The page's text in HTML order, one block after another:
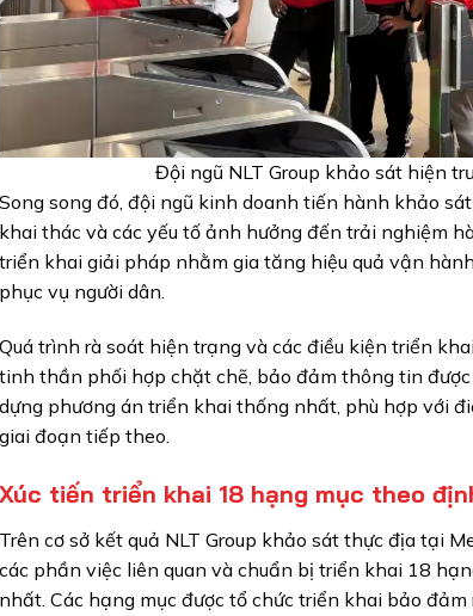
Đội ngũ NLT Group khảo sát hiện
Song song đó, đội ngũ kinh doanh tiến hành khảo
khai thác và các yếu tố ảnh hưởng đến trải nghiệm
triển khai giải pháp nhằm gia tăng hiệu quả vận
phục vụ người dân.
Quá trình rà soát hiện trạng và các điều kiện triển
tinh thần phối hợp chặt chẽ, bảo đảm thông tin
dựng phương án triển khai thống nhất, phù hợp với
giai đoạn tiếp theo.
Xúc tiến triển khai 18 hạng mục theo
Trên cơ sở kết quả NLT Group khảo sát thực địa tại
các phần việc liên quan và chuẩn bị triển khai 18
nhất. Các hạng mục được tổ chức triển khai bảo